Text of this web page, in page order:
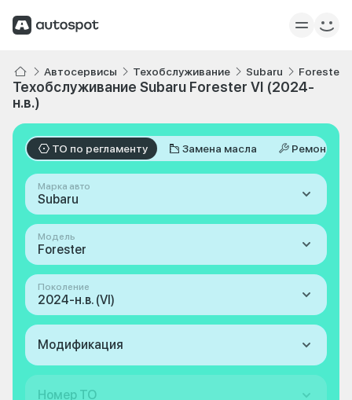
Автосервисы Техобслуживание Subaru Forester
Техобслуживание Subaru Forester VI (2024-
н.в.)
ТО по регламенту Замена масла Ремонт
Марка авто
Subaru
Модель
Forester
Поколение
2024-н.в. (VI)
Модификация
Номер ТО